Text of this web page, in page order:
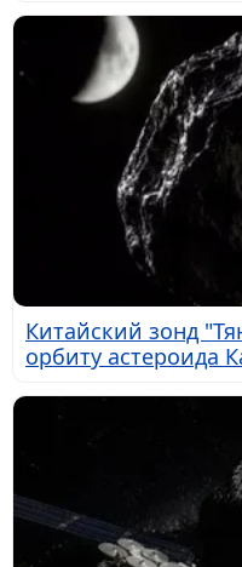
Китайский зонд
орбиту астероида